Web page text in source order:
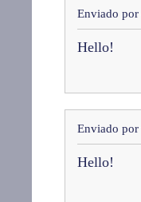
Enviado por
Hello!
Enviado por
Hello!